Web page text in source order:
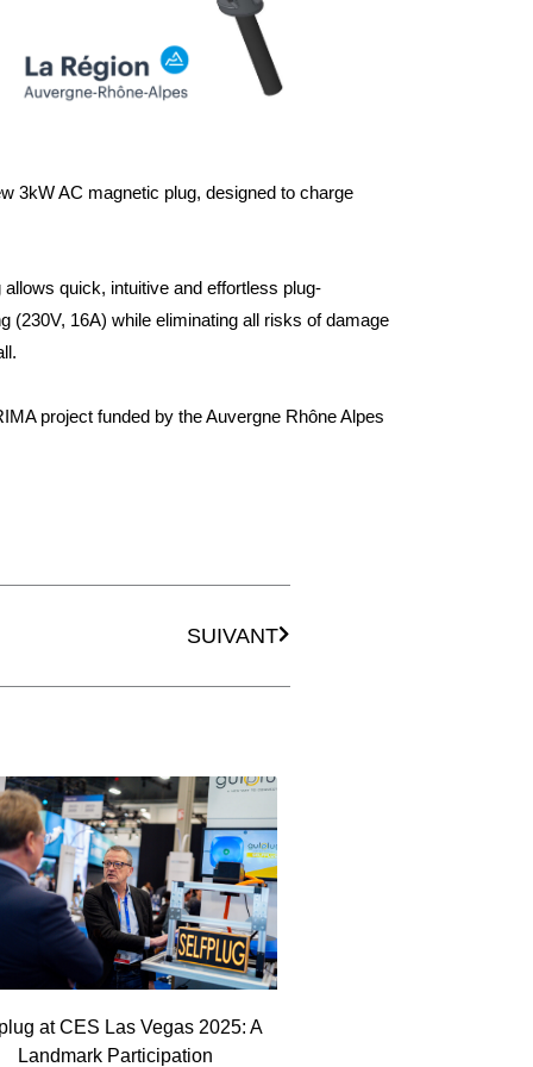
3kW AC magnetic plug, designed to charge
quick, intuitive and effortless plug-
(230V, 16A) while eliminating all risks of damage
project funded by the Auvergne Rhône Alpes
SUIVANT
at CES Las Vegas 2025: A
Landmark Participation